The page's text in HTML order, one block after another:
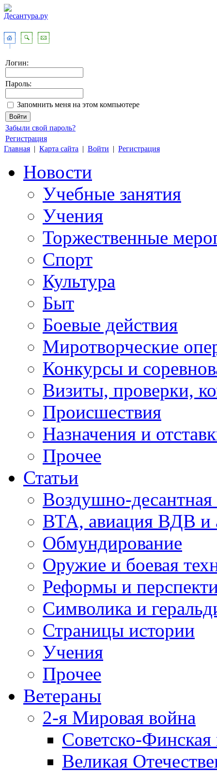
Логин:
Пароль:
Запомнить меня на этом компьютере
Забыли свой пароль?
Регистрация
Главная | Карта сайта | Войти | Регистрация
Новости
Учебные занятия
Учения
Торжественные
Спорт
Культура
Быт
Боевые действия
Миротворческие
Конкурсы и
Визиты, проверки,
Происшествия
Назначения и
Прочее
Статьи
Воздушно-десантная
ВТА, авиация ВДВ и
Обмундирование
Оружие и боевая
Реформы и
Символика и
Страницы истории
Учения
Прочее
Ветераны
2-я Мировая война
Советско-
Великая